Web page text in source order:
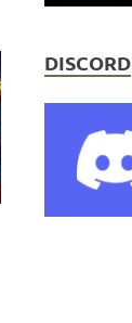
DISCORD